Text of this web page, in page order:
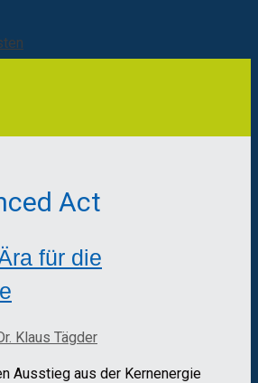
Act
für die
Klaus Tägder
Ausstieg aus der Kernenergie